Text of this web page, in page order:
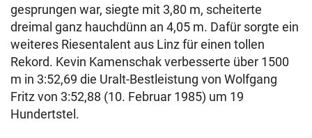
gesprungen war, siegte mit 3,80 m, scheiterte
dreimal ganz hauchdünn an 4,05 m. Dafür sorgte ein
weiteres Riesentalent aus Linz für einen tollen
Rekord. Kevin Kamenschak verbesserte über 1500
m in 3:52,69 die Uralt-Bestleistung von Wolfgang
Fritz von 3:52,88 (10. Februar 1985) um 19
Hundertstel.